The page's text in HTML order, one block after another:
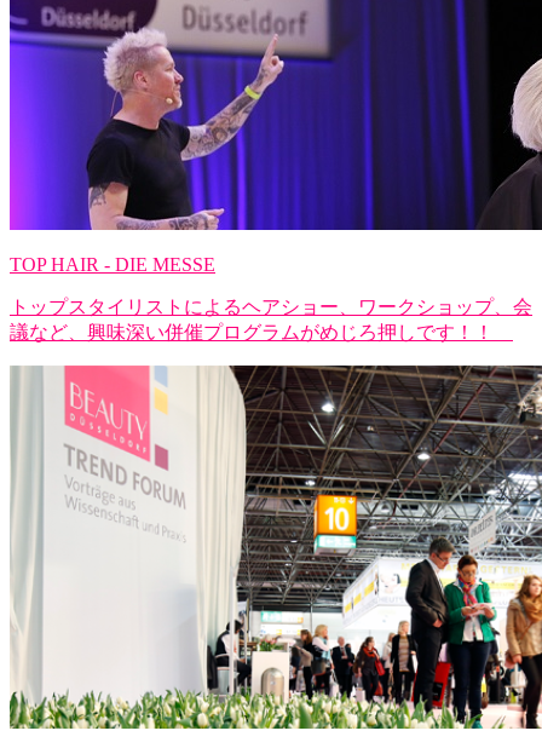
TOP HAIR - DIE MESSE
トップスタイリストによるヘアショー、ワークショップ、会
議など、興味深い併催プログラムがめじろ押しです！！